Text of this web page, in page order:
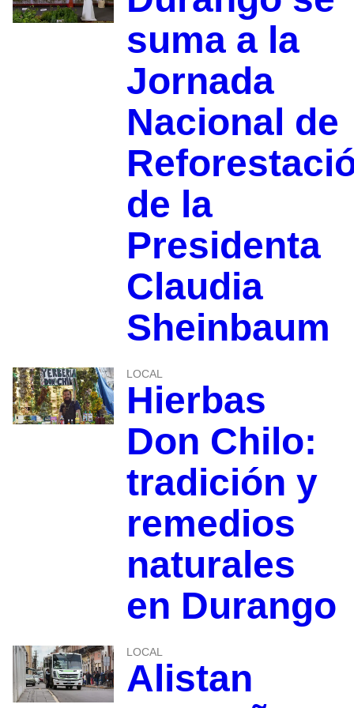
suma a la
Jornada
Nacional de
de la
Presidenta
Claudia
Sheinbaum
LOCAL
Hierbas
Don Chilo:
tradición y
remedios
naturales
en Durango
LOCAL
Alistan